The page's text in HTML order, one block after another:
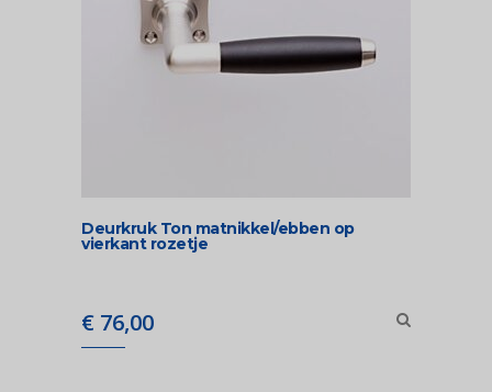
Deurkruk Ton matnikkel/ebben op
vierkant rozetje
€ 76,00